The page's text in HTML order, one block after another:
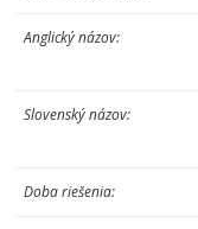
Anglický názov:
Slovenský názov:
Doba riešenia: